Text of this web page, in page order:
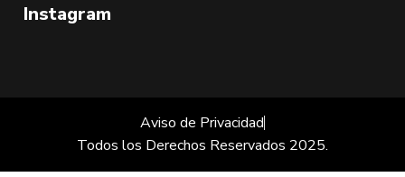
Instagram
Aviso de Privacidad
Todos los Derechos Reservados 2025.